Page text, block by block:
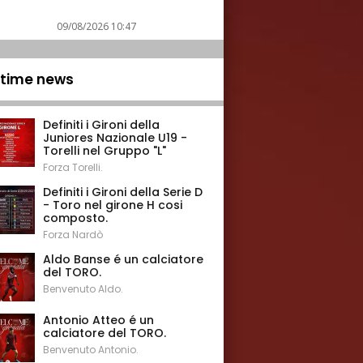
09/08/2026 10:47
news
Definiti i Gironi della
Juniores Nazionale U19 -
Torelli nel Gruppo "L"
Forza Torelli.
Definiti i Gironi della Serie D
- Toro nel girone H cosi
composto.
Forza Nardò
Aldo Banse é un calciatore
del TORO.
Benvenuto Aldo.
Antonio Atteo é un
calciatore del TORO.
Benvenuto Antonio.